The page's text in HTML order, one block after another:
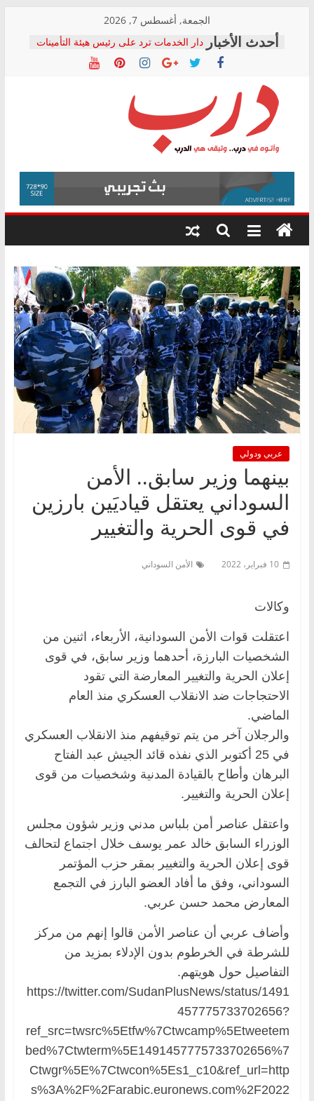
content
الجمعة, أغسطس 7, 2026
دار الخدمات ترد على رئيس هيئة التأمينات
بعد مؤتمره الصحفي: إنكار الأزمة لا ينهي
معاناة أصحاب المعاشات.. ونطالب بكشف
فرحات سليمان يكتب: القطاع الصحي إلى
أين؟
حزب التحالف الشعبي يطلق لجنة “الحق
في الصحة” بالإسكندرية لرصد الانتهاكات
ودعم المرضى
الوزاري لمدينة الصحفيين.. وانتهاء أعمال
إنشاء المبنى الإداري
المجلس القومي لحقوق الإنسان يعلن
متابعة قضية الدكتور محمد زهران.. ويؤكد:
قرينة البراءة وضمانات المحاكمة العادلة
درب
وأتوه
درب..
وتبقى
هي
عربي ودولي
بينهما وزير سابق.. الأمن
السوداني يعتقل قياديَين بارزين
في قوى الحرية والتغيير
10 فبراير، 2022 الأمن السوداني
وكالات
اعتقلت قوات الأمن السودانية، الأربعاء، اثنين من
الشخصيات البارزة، أحدهما وزير سابق، في قوى
إعلان الحرية والتغيير المعارضة التي تقود
الاحتجاجات ضد الانقلاب العسكري منذ العام
الماضي.
والرجلان آخر من يتم توقيفهم منذ الانقلاب العسكري
في 25 أكتوبر الذي نفذه قائد الجيش عبد الفتاح
البرهان وأطاح بالقيادة المدنية وشخصيات من قوى
إعلان الحرية والتغيير.
واعتقل عناصر أمن بلباس مدني وزير شؤون مجلس
الوزراء السابق خالد عمر يوسف خلال اجتماع لتحالف
قوى إعلان الحرية والتغيير بمقر حزب المؤتمر
السوداني، وفق ما أفاد العضو البارز في التجمع
المعارض محمد حسن عربي.
وأضاف عربي أن عناصر الأمن قالوا إنهم من مركز
للشرطة في الخرطوم بدون الإدلاء بمزيد من
التفاصيل حول هويتهم.
https://twitter.com/SudanPlusNews/status/1491
457775733702656?
ref_src=twsrc%5Etfw%7Ctwcamp%5Etweetem
bed%7Ctwterm%5E1491457775733702656%7
Ctwgr%5E%7Ctwcon%5Es1_c10&ref_url=http
s%3A%2F%2Farabic.euronews.com%2F2022